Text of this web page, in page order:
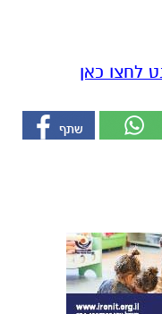
לחצו כאן